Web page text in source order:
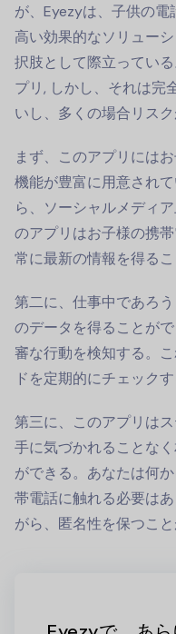
が、Eyezyは、子供の
高い効果的なソリュー
択肢として際立ってい
プリ, しかし、それは完
いし、多くの場合リス
まず、このアプリには
機能が豊富に用意され
ら、ソーシャルメディ
のアプリはお子様の携
常に最新の情報を得る
第二に、仕事中であろ
のデータを得ることが
審な行動を検知する。
ドを定期的にチェック
第三に、このアプリは
手に気づかれることな
ができる。あなたは何
帯電話に触れる必要は
がら、匿名性を保つこ